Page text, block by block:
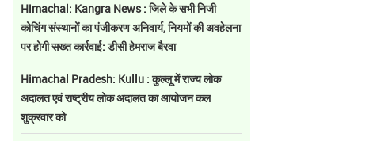
Himachal: Kangra News : जिले के सभी निजी
कोचिंग संस्थानों का पंजीकरण अनिवार्य, नियमों की अवहेलना
पर होगी सख्त कार्रवाई: डीसी हेमराज बैरवा
Himachal Pradesh: Kullu : कुल्लू में राज्य लोक
अदालत एवं राष्ट्रीय लोक अदालत का आयोजन कल
शुक्रवार को